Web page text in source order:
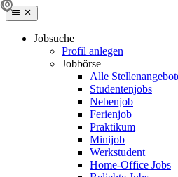
Jobsuche
Profil anlegen
Jobbörse
Alle
Studentenjobs
Nebenjob
Ferienjob
Praktikum
Minijob
Werkstudent
Home-Office Jobs